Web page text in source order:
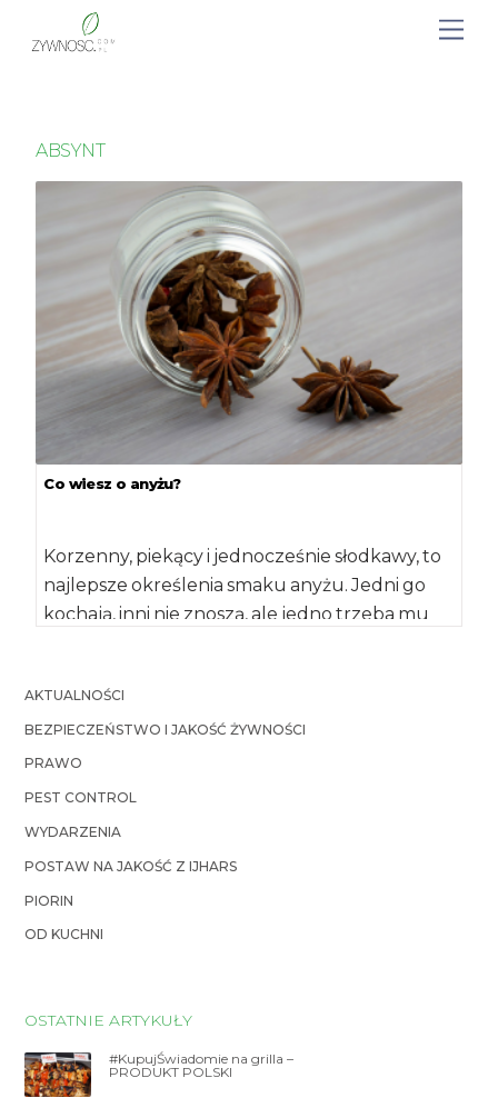
ABSYNT
Co wiesz o anyżu?
Korzenny, piekący i jednocześnie słodkawy, to
najlepsze określenia smaku anyżu. Jedni go
kochają, inni nie znoszą, ale jedno trzeba mu
AKTUALNOŚCI
BEZPIECZEŃSTWO I JAKOŚĆ ŻYWNOŚCI
PRAWO
PEST CONTROL
WYDARZENIA
POSTAW NA JAKOŚĆ Z IJHARS
PIORIN
OD KUCHNI
OSTATNIE ARTYKUŁY
#KupujŚwiadomie na grilla –
PRODUKT POLSKI